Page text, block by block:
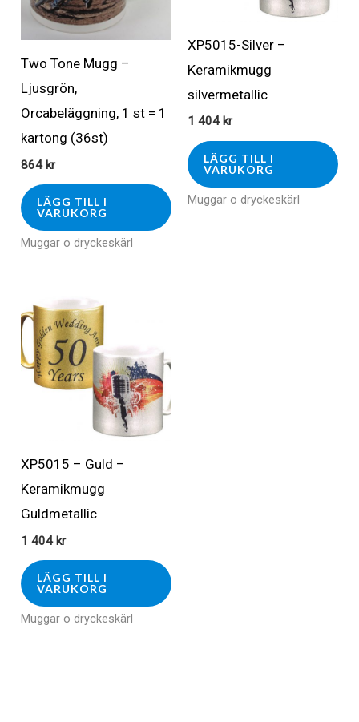
Two Tone Mugg –
Ljusgrön,
Orcabeläggning, 1 st = 1
kartong (36st)
864 kr
LÄGG TILL I
VARUKORG
Muggar o dryckeskärl
XP5015-Silver –
Keramikmugg
silvermetallic
1 404 kr
LÄGG TILL I
VARUKORG
Muggar o dryckeskärl
XP5015 – Guld –
Keramikmugg
Guldmetallic
1 404 kr
LÄGG TILL I
VARUKORG
Muggar o dryckeskärl